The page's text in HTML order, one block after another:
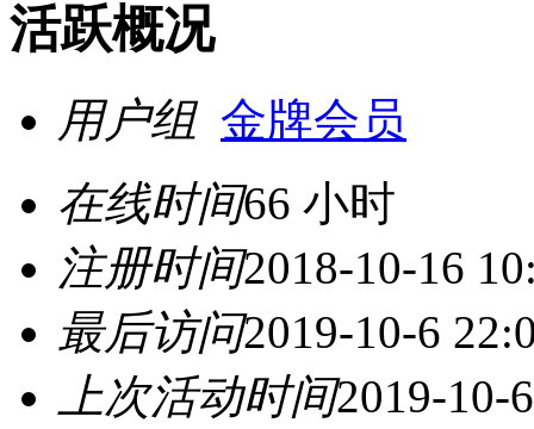
活跃概况
用户组 金牌会员
在线时间66 小时
注册时间2018-10-16
最后访问2019-10-6
上次活动时间2019-10-